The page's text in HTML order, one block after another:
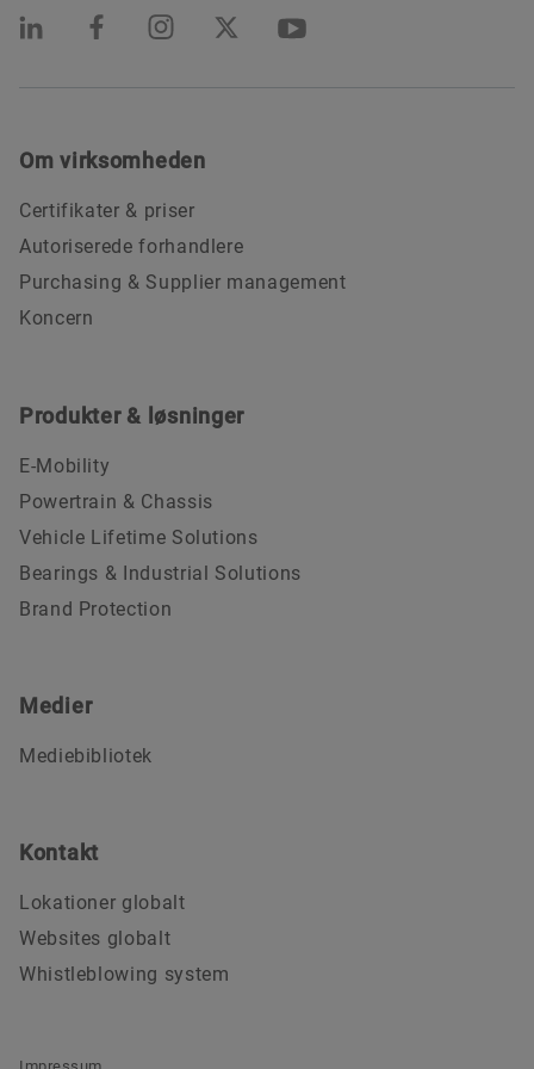
Om virksomheden
Certifikater & priser
Autoriserede forhandlere
Purchasing & Supplier management
Koncern
Produkter & løsninger
E-Mobility
Powertrain & Chassis
Vehicle Lifetime Solutions
Bearings & Industrial Solutions
Brand Protection
Medier
Mediebibliotek
Kontakt
Lokationer globalt
Websites globalt
Whistleblowing system